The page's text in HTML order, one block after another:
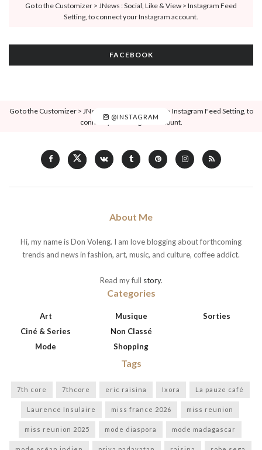
Go to the Customizer > JNews : Social, Like & View > Instagram Feed
Setting, to connect your Instagram account.
FACEBOOK
@INSTAGRAM
Go to the Customizer > JNews : Social, Like & View > Instagram Feed Setting, to
connect your Instagram account.
About Me
Hi, my name is Don Voleng. I am love blogging about forthcoming
trends and news in fashion, art, music, and culture, coffee addict.
Read my full story.
Categories
Art
Ciné & Series
Mode
Musique
Non Classé
Shopping
Sorties
Tags
7th core 7thcore eric raisina Ixora La pauze café
Laurence Insulaire miss france 2026 miss reunion
miss reunion 2025 mode diaspora mode madagascar